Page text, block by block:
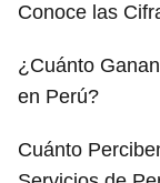
Conoce las
¿Cuánto
en Perú?
Cuánto